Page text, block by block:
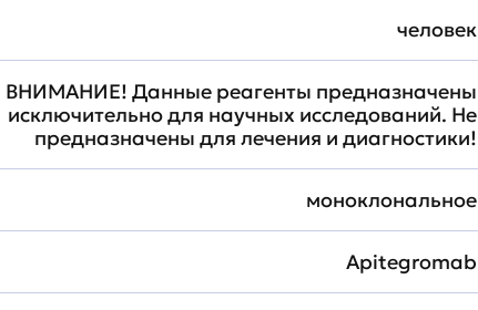
человек
ВНИМАНИЕ! Данные реагенты предназначены
исключительно для научных исследований. Не
предназначены для лечения и диагностики!
моноклональное
Apitegromab